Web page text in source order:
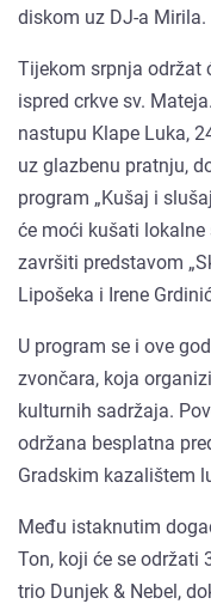
diskom uz DJ-a Mirila.
Tijekom srpnja održat
ispred crkve sv.
nastupu Klape Luka,
uz glazbenu pratnju,
program „Kušaj i
će moći kušati lokalne
završiti predstavom
Lipošeka i Irene
U program se i ove
zvončara, koja
kulturnih sadržaja.
održana besplatna
Gradskim kazalištem
Među istaknutim
Ton, koji će se održati
trio Dunjek & Nebel,